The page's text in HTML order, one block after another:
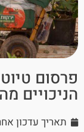
פרסום
הניכויים
תאריך עדכון אחרון: 08/